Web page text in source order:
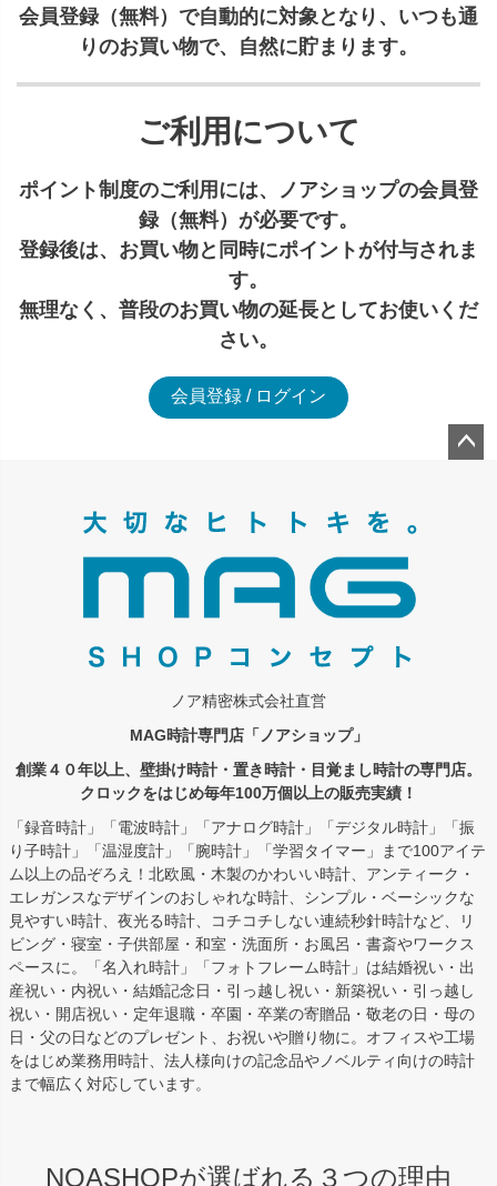
会員登録（無料）で自動的に対象となり、いつも通
りのお買い物で、自然に貯まります。
ご利用について
ポイント制度のご利用には、ノアショップの会員登
録（無料）が必要です。
登録後は、お買い物と同時にポイントが付与されま
す。
無理なく、普段のお買い物の延長としてお使いくだ
さい。
会員登録 / ログイン
ノア精密株式会社直営
MAG時計専門店「ノアショップ」
創業４０年以上、壁掛け時計・置き時計・目覚まし時計の専門店。
クロックをはじめ毎年100万個以上の販売実績！
「録音時計」「電波時計」「アナログ時計」「デジタル時計」「振
り子時計」「温湿度計」「腕時計」「学習タイマー」まで100アイテ
ム以上の品ぞろえ！北欧風・木製のかわいい時計、アンティーク・
エレガンスなデザインのおしゃれな時計、シンプル・ベーシックな
見やすい時計、夜光る時計、コチコチしない連続秒針時計など、リ
ビング・寝室・子供部屋・和室・洗面所・お風呂・書斎やワークス
ペースに。「名入れ時計」「フォトフレーム時計」は結婚祝い・出
産祝い・内祝い・結婚記念日・引っ越し祝い・新築祝い・引っ越し
祝い・開店祝い・定年退職・卒園・卒業の寄贈品・敬老の日・母の
日・父の日などのプレゼント、お祝いや贈り物に。オフィスや工場
をはじめ業務用時計、法人様向けの記念品やノベルティ向けの時計
まで幅広く対応しています。
NOASHOPが選ばれる３つの理由